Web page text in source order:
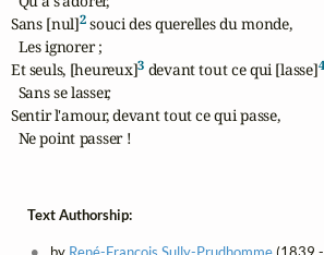
Sans [nul]2 souci des querelles du monde,
  Les ignorer ;
Et seuls, [heureux]3 devant tout ce qui [lasse]4
  Sans se lasser,
Sentir l'amour, devant tout ce qui passe,
  Ne point passer !
Text Authorship: